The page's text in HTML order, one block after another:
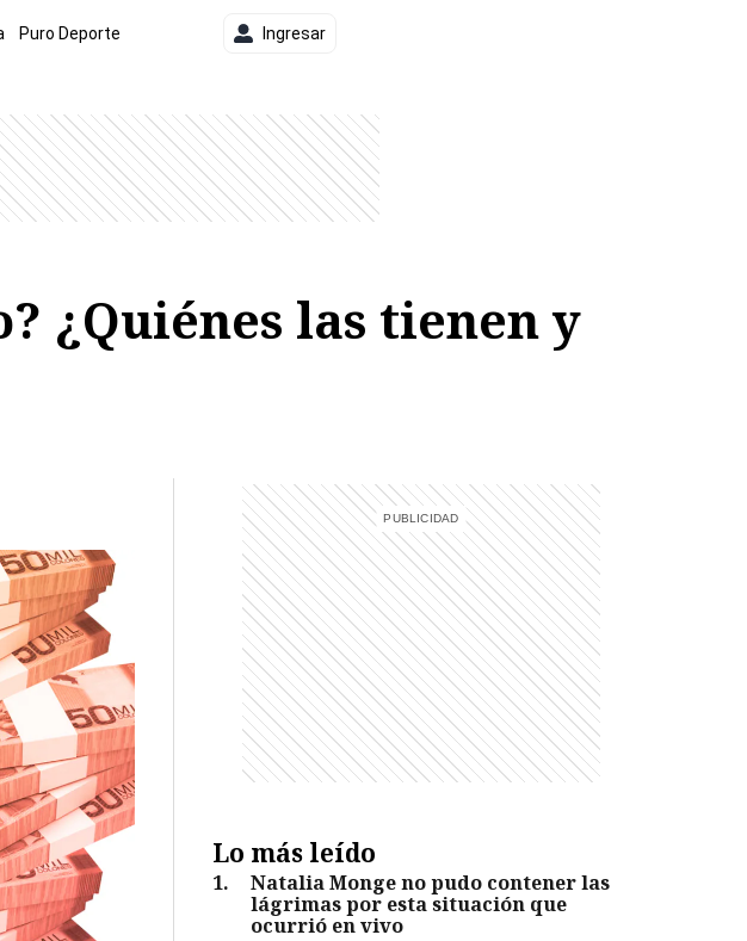
Puro Deporte Ingresar
¿Quiénes las tienen y
Lo más leído
1.
Natalia Monge no pudo contener las
lágrimas por esta situación que
ocurrió en vivo